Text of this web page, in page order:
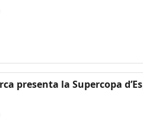
presenta la Supercopa